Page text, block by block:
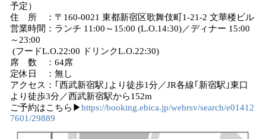
予定）
住 所 ：〒160-0021 東都新宿区歌舞伎町1-21-2 文華楼ビル
営業時間：ランチ 11:00～15:00 (L.O.14:30)／ディナー 15:00
～23:00
(フードL.O.22:00 ドリンクL.O.22:30)
席 数 ：64席
定休日 ：無し
アクセス：｢西武新宿駅｣より徒歩1分／JR各線｢新宿駅｣東口
より徒歩3分／西武新宿駅から152m
ご予約はこちら▶https://booking.ebica.jp/webrsv/search/e01412
7601/29889